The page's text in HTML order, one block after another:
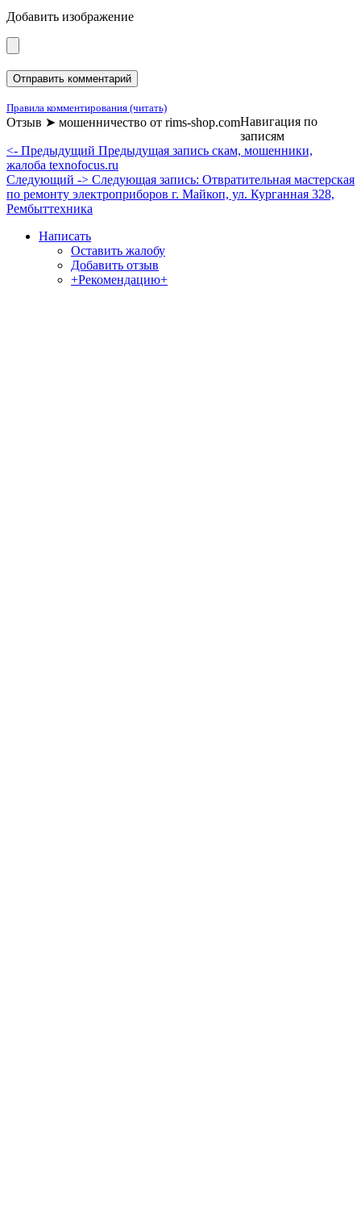
Добавить изображение
Правила комментирования (читать)
Отзыв ➤ мошенничество от rims-shop.comНавигация по
записям
<- Предыдущий Предыдущая запись скам, мошенники,
жалоба texnofocus.ru
Следующий -> Следующая запись: Отвратительная мастерская
по ремонту электроприборов г. Майкоп, ул. Курганная 328,
Рембыттехника
Написать
Оставить жалобу
Добавить отзыв
+Рекомендацию+